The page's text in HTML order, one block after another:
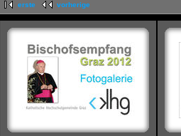
erste vorherige